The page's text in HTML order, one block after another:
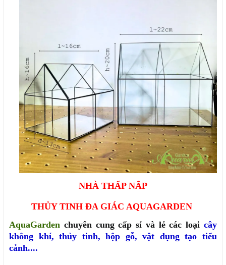
NHÀ THẤP NẮP
THỦY TINH ĐA GIÁC AQUAGARDEN
AquaGarden chuyên cung cấp sỉ và lẻ các loại cây
không khí,thủy tinh,hộp gỗ,vật dụng tạo tiểu
cảnh....